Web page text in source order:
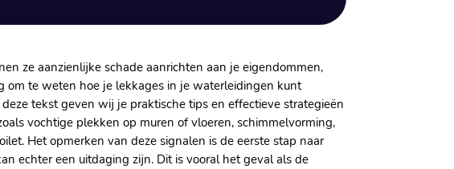
ze aanzienlijke schade aanrichten aan je eigendommen,
om te weten hoe je lekkages in je waterleidingen kunt
tekst geven wij je praktische tips en effectieve strategieën
vochtige plekken op muren of vloeren, schimmelvorming,
Het opmerken van deze signalen is de eerste stap naar
echter een uitdaging zijn. Dit is vooral het geval als de